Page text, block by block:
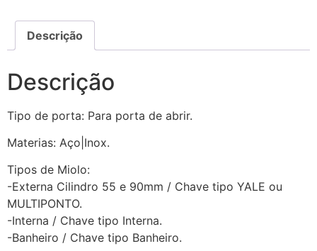
Descrição
Descrição
Tipo de porta: Para porta de abrir.
Materias: Aço|Inox.
Tipos de Miolo:
-Externa Cilindro 55 e 90mm / Chave tipo YALE ou
MULTIPONTO.
-Interna / Chave tipo Interna.
-Banheiro / Chave tipo Banheiro.